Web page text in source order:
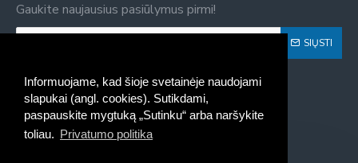
Informuojame, kad šioje svetainėje naudojami
slapukai (angl. cookies). Sutikdami,
paspauskite mygtuką „Sutinku“ arba naršykite
toliau. Privatumo politika
Gaukite naujausius pasiūlymus pirmi!
SIŲSTI
Susipažinau ir sutinku su Privatumo politika